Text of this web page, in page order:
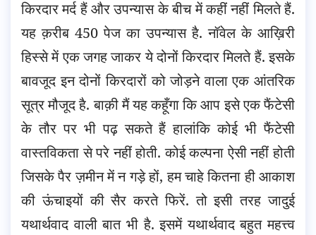
किरदार मर्द हैं और उपन्यास के बीच में कहीं नहीं मिलते हैं.
यह क़रीब 450 पेज का उपन्यास है. नॉवेल के आख़िरी
हिस्से में एक जगह जाकर ये दोनों किरदार मिलते हैं. इसके
बावजूद इन दोनों किरदारों को जोड़ने वाला एक आंतरिक
सूत्र मौजूद है. बाक़ी मैं यह कहूँगा कि आप इसे एक फैंटेसी
के तौर पर भी पढ़ सकते हैं हालांकि कोई भी फैंटेसी
वास्तविकता से परे नहीं होती. कोई कल्पना ऐसी नहीं होती
जिसके पैर ज़मीन में न गड़े हों, हम चाहे कितना ही आकाश
की ऊंचाइयों की सैर करते फिरें. तो इसी तरह जादुई
यथार्थवाद वाली बात भी है. इसमें यथार्थवाद बहुत महत्त्व